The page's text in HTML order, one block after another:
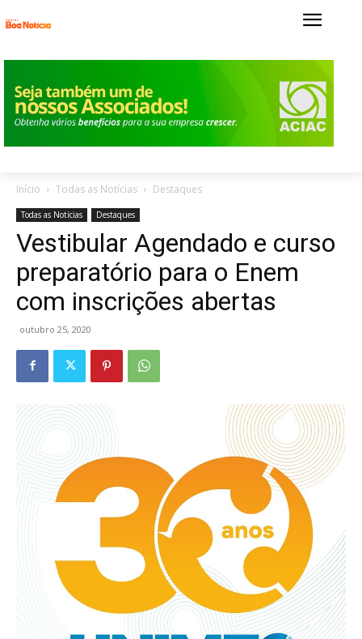
Início Todas as Notícias Destaques
Todas as Notícias Destaques
Vestibular Agendado e curso
preparatório para o Enem
com inscrições abertas
outubro 25, 2020